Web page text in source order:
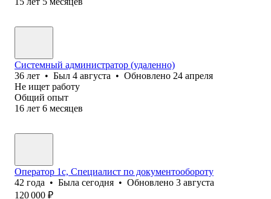
Системный администратор (удаленно)
36 лет • Был 4 августа • Обновлено 24 апреля
Не ищет работу
Общий опыт
16 лет 6 месяцев
Оператор 1с, Специалист по документообороту
42 года • Была сегодня • Обновлено 3 августа
120 000 ₽